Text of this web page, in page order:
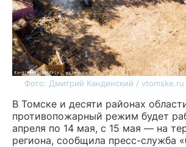
Фото: Дмитрий Кандинский / vtomske.ru
В Томске и десяти районах
противопожарный режим будет
апреля по 14 мая, с 15 мая — на
региона, сообщила пресс-служба